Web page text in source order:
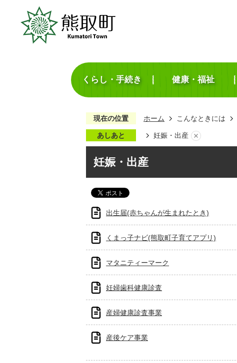
くらし・手続き 健康・福祉
現在の位置 ホーム こんなときには
あしあと 妊娠・出産
妊娠・出産
出生届(赤ちゃんが生まれたとき)
くまっ子ナビ(熊取町子育てアプリ)
マタニティーマーク
妊婦歯科健康診査
産婦健康診査事業
産後ケア事業